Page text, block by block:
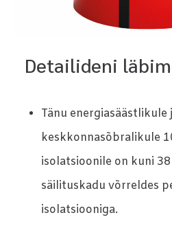
Detailideni
Tänu energiasäästlikule
keskkonnasõbralikule
isolatsioonile on kuni
säilituskadu võrreldes
isolatsiooniga.